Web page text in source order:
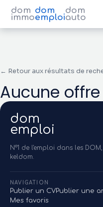
dom
immo
dom
emploi
dom
auto
← Retour aux résultats de
Aucune
dom
emploi
N°1 de l'emploi dans les
keldom.
NAVIGATION
Publier un CVPublier une
Mes favoris